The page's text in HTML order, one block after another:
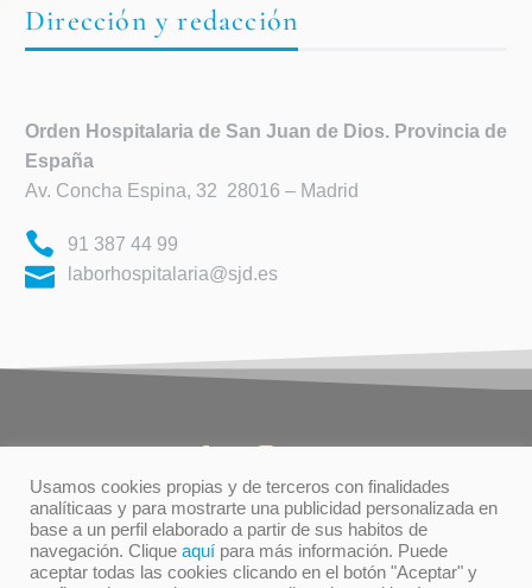
Dirección y redacción
Orden Hospitalaria de San Juan de Dios. Provincia de
España
Av. Concha Espina, 32 28016 – Madrid
91 387 44 99
laborhospitalaria@sjd.es
TÉRMINOS DE USO
PRIVACIDAD
POLÍTICA DE COOKIES
Usamos cookies propias y de terceros con finalidades
analíticaas y para mostrarte una publicidad personalizada en
base a un perfil elaborado a partir de sus habitos de
navegación. Clique aquí para más información. Puede
aceptar todas las cookies clicando en el botón "Aceptar" y